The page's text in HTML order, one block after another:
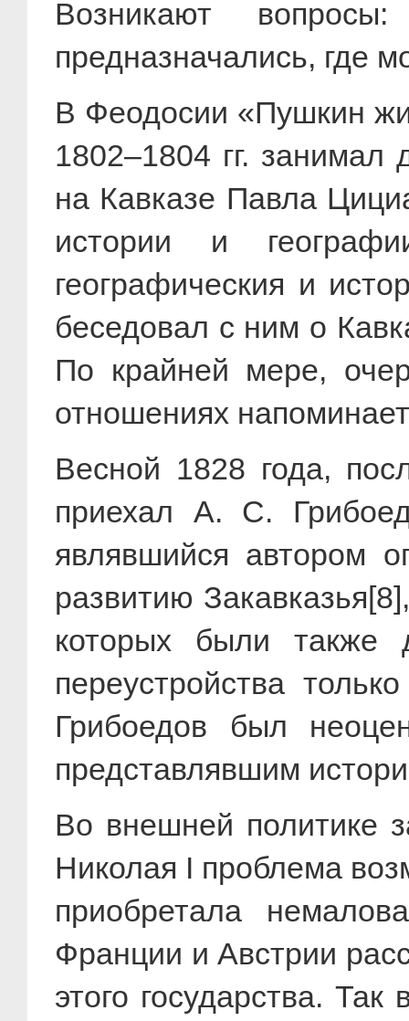
Возникают
предназначались, где
В Феодосии «Пушкин
1802–1804 гг. занимал
на Кавказе Павла
истории и
географическия и
беседовал с ним о
По крайней мере,
отношениях
Весной 1828 года,
приехал А. С.
являвшийся автором
развитию
которых были также
переустройства
Грибоедов был
представлявшим
Во внешней политике
Николая I проблема
приобретала
Франции и Австрии
этого государства.